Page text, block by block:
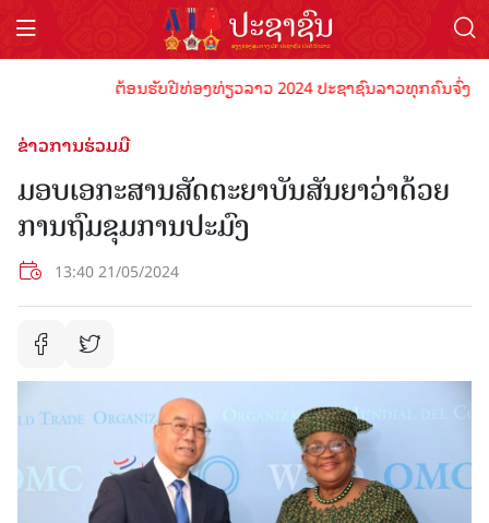
ຕ້ອນຮັບປີທ່ອງທ່ຽວລາວ 2024 ປະຊາຊົນລາວທຸກຄົນຈົ່ງພ້
ຂ່າວການຮ່ວມມື
ມອບເອກະສານສັດຕະຍາບັນສັນຍາວ່າດ້ວຍ
ການຖົມຂຸມການປະມົງ
13:40 21/05/2024